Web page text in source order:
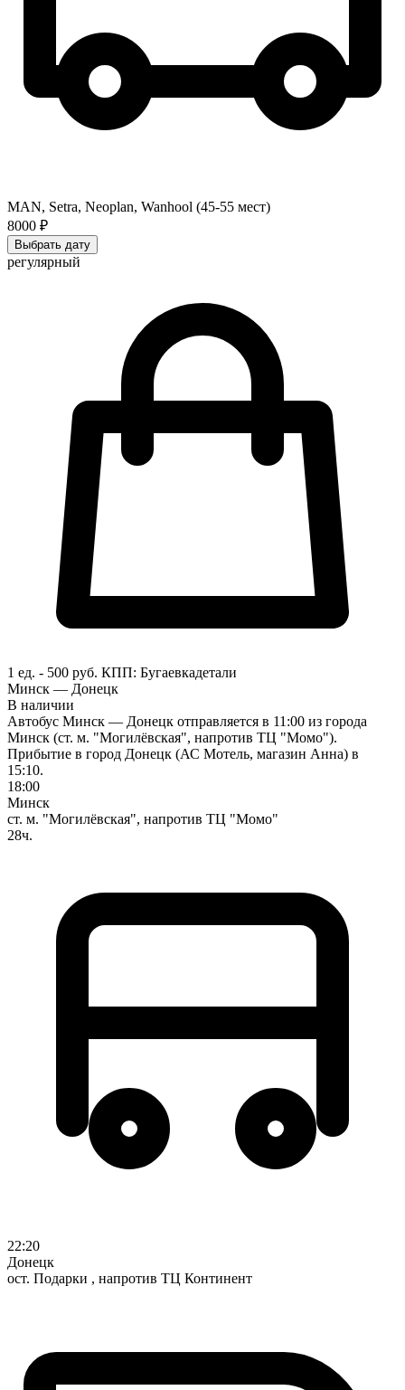
MAN, Setra, Neoplan, Wanhool (45-55 мест)
8000 ₽
Выбрать дату
регулярный
1 ед. - 500 руб. КПП: Бугаевкадетали
Минск — Донецк
В наличии
Автобус Минск — Донецк отправляется в 11:00 из города
Минск (ст. м. "Могилёвская", напротив ТЦ "Момо").
Прибытие в город Донецк (АС Мотель, магазин Анна) в
15:10.
18:00
Минск
ст. м. "Могилёвская", напротив ТЦ "Момо"
28ч.
22:20
Донецк
ост. Подарки , напротив ТЦ Континент